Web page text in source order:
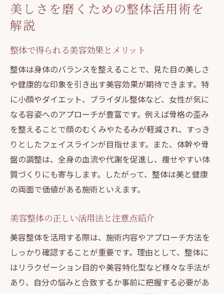
美しさを磨くための整体活用術を
解説
整体で得られる美容効果とメリット
整体は身体のバランスを整えることで、見た目の美しさ
や健康的な印象を引き出す美容効果が期待できます。特
に小顔やダイエット、ブライダル整体など、女性が気に
なる容姿へのアプローチが豊富です。例えば骨格の歪み
を整えることで顔のむくみやたるみが軽減され、すっき
りとしたフェイスラインが目指せます。また、体幹や骨
盤の調整は、全身の血流や代謝を促進し、痩せやすい体
質づくりにも寄与します。したがって、整体は美と健康
の両面で価値がある施術といえます。
美容整体の正しい活用法と注意点紹介
美容整体を活用する際は、施術内容やアプローチ方法を
しっかり確認することが重要です。理由として、整体に
はリラクゼーション目的や美容特化型など様々な手法が
あり、自分の悩みと合致するか事前に把握する必要があ